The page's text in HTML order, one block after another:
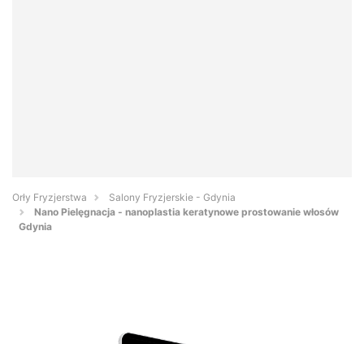
Orły Fryzjerstwa
Salony Fryzjerskie - Gdynia
Nano Pielęgnacja - nanoplastia keratynowe prostowanie włosów
Gdynia